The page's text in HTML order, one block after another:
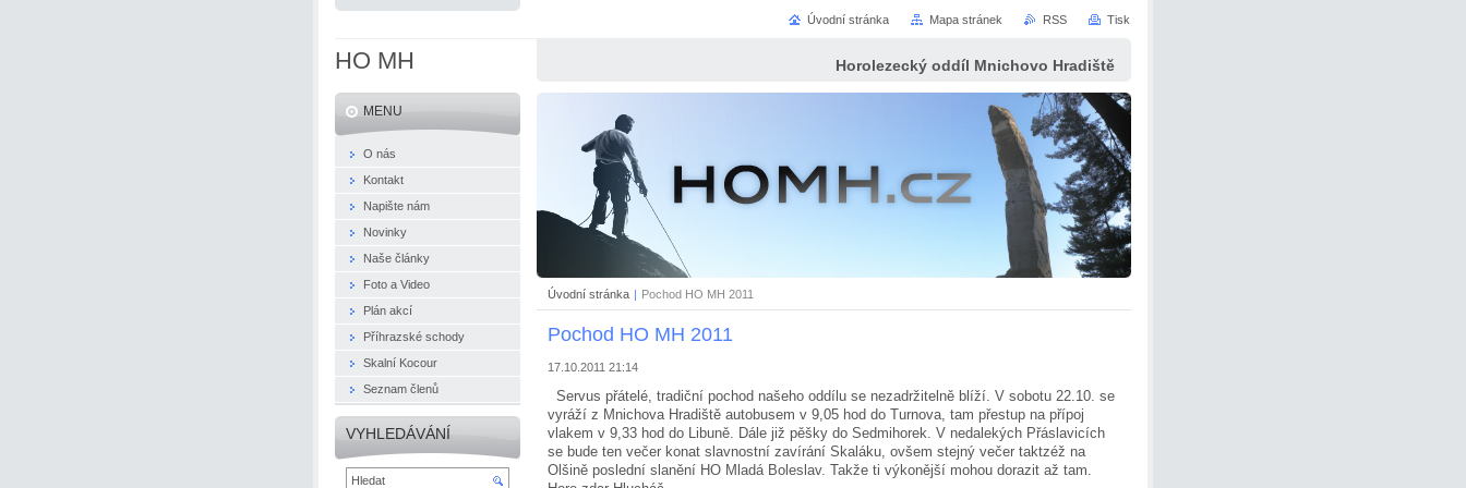
HO MH Horolezecký oddíl Mnichovo Hradiště
Úvodní stránka | Pochod HO MH 2011
Pochod HO MH 2011
17.10.2011 21:14
Servus přátelé, tradiční pochod našeho oddílu se nezadržitelně blíží. V sobotu 22.10. se
vyráží z Mnichova Hradiště autobusem v 9,05 hod do Turnova, tam přestup na přípoj
vlakem v 9,33 hod do Libuně. Dále již pěšky do Sedmihorek. V nedalekých Přáslavicích
se bude ten večer konat slavnostní zavírání Skaláku, ovšem stejný večer taktzéž na
Olšině poslední slanění HO Mladá Boleslav. Takže ti výkonější mohou dorazit až tam.
MENU
O nás
Kontakt
Napište nám
Novinky
Naše články
Foto a Video
Plán akcí
Příhrazské schody
Skalní Kocour
Seznam členů
VYHLEDÁVÁNÍ
Úvodní stránka Mapa stránek RSS Tisk